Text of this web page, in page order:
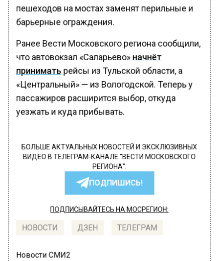
пешеходов на мостах заменят перильные и
барьерные ограждения.
Ранее Вести Московского региона сообщили,
что автовокзал «Саларьево»начнёт
принимать рейсы из Тульской области, а
«Центральный» — из Вологодской. Теперь у
пассажиров расширится выбор, откуда
уезжать и куда прибывать.
БОЛЬШЕ АКТУАЛЬНЫХ НОВОСТЕЙ И ЭКСКЛЮЗИВНЫХ
ВИДЕО В ТЕЛЕГРАМ-КАНАЛЕ "ВЕСТИ МОСКОВСКОГО
РЕГИОНА".
ПОДПИШИСЬ!
ПОДПИСЫВАЙТЕСЬ НА МОСРЕГИОН:
НОВОСТИ ДЗЕН ТЕЛЕГРАМ
Новости СМИ2